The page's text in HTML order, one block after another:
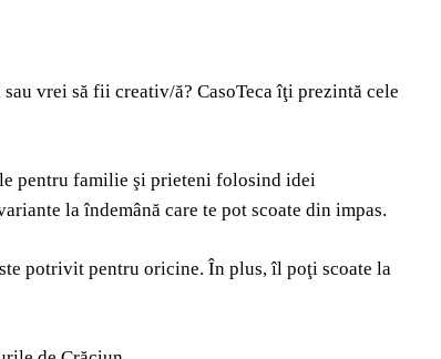
vrei să fii creativ/ă? CasoTeca îţi prezintă cele
pentru familie şi prieteni folosind idei
la îndemână care te pot scoate din impas.
potrivit pentru oricine. În plus, îl poţi scoate la